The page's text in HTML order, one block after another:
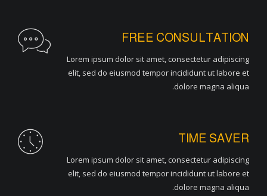
FREE CONSULTATION
Lorem ipsum dolor sit amet, consectetur adipiscing
elit, sed do eiusmod tempor incididunt ut labore et
dolore magna aliqua.
TIME SAVER
Lorem ipsum dolor sit amet, consectetur adipiscing
elit, sed do eiusmod tempor incididunt ut labore et
dolore magna aliqua.